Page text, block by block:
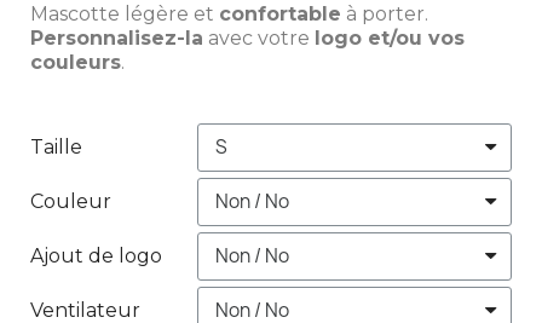
Mascotte légère et confortable à porter.
Personnalisez-la avec votre logo et/ou vos
couleurs.
Taille
Couleur
Ajout de logo
Ventilateur